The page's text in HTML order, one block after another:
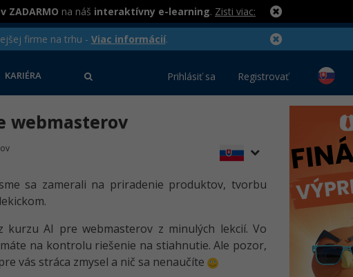
ZADARMO na náš interaktívny e-learning. Zisti viac:
firme na trhu - Viac informácií.
KARIÉRA Prihlásiť sa Registrovať
webmasterov
sa zamerali na priradenie produktov, tvorbu
kurzu AI pre webmasterov z minulých lekcií. Vo
na kontrolu riešenie na stiahnutie. Ale pozor,
vás stráca zmysel a nič sa nenaučíte